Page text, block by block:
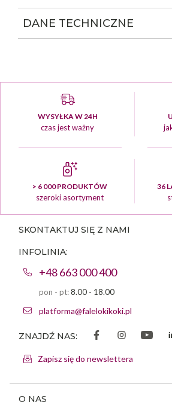
DANE TECHNICZNE
WYSYŁKA W 24H
czas jest ważny
> 6 000 PRODUKTÓW
szeroki asortyment
36
O NAS
SKONTAKTUJ SIĘ Z NAMI
INFOLINIA:
+48 663 000 400
pon - pt:8.00 - 18.00
platforma@falelokikoki.pl
ZNAJDŹ NAS:
Zapisz się do newslettera